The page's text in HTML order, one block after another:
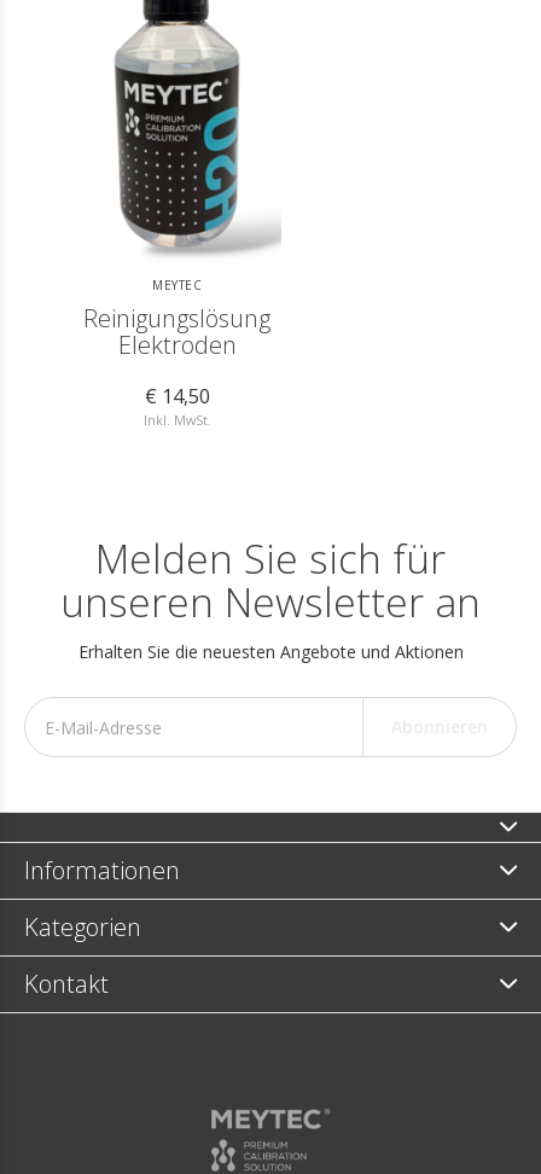
MEYTEC
Reinigungslösung
Elektroden
€ 14,50
Inkl. MwSt.
Melden Sie sich für
unseren Newsletter an
Erhalten Sie die neuesten Angebote und Aktionen
Informationen
Kategorien
Kontakt